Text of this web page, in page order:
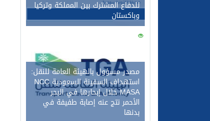
للدفاع المشترك بين المملكة وتركيا
وباكستان
140
مصدر مسؤول بالهيئة العامة للنقل:
استهداف السفينة السعودية NCC
MASA خلال إبحارها في البحر
الأحمر نتج عنه إصابة طفيفة في
بدنها